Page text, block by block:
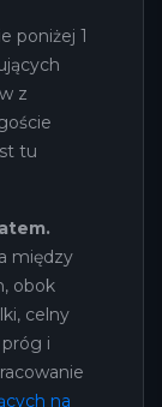
poniżej 1
z
tu
między
obok
celny
i
na